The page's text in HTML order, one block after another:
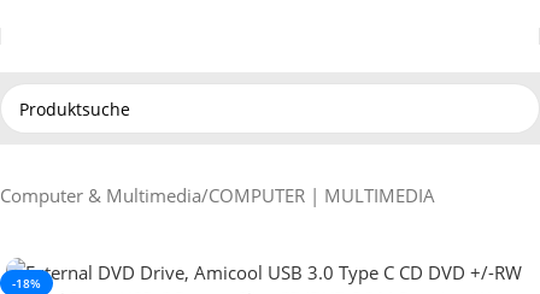
Computer & Multimedia/COMPUTER | MULTIMEDIA
-18%